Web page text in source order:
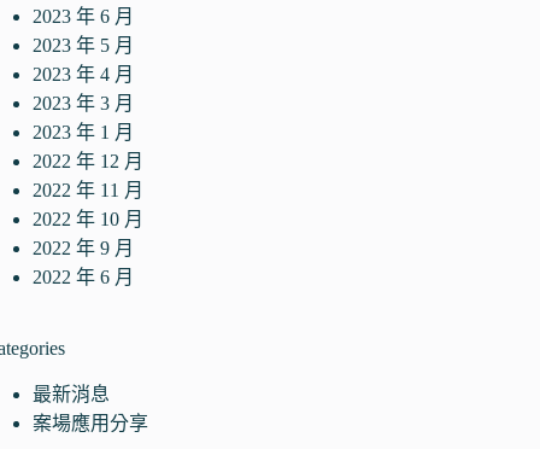
2023 年 6 月
2023 年 5 月
2023 年 4 月
2023 年 3 月
2023 年 1 月
2022 年 12 月
2022 年 11 月
2022 年 10 月
2022 年 9 月
2022 年 6 月
最新消息
案場應用分享